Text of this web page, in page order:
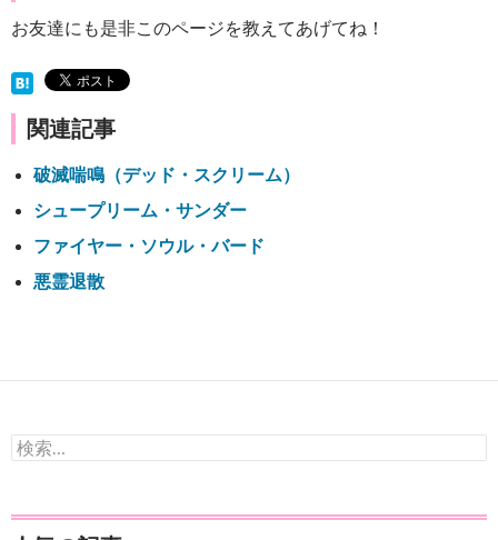
お友達にも是非このページを教えてあげてね！
関連記事
破滅喘鳴（デッド・スクリーム）
シュープリーム・サンダー
ファイヤー・ソウル・バード
悪霊退散
検
索: